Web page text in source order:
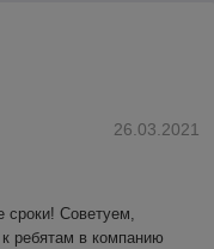
26.03.2021
сроки! Советуем,
ребятам в компанию